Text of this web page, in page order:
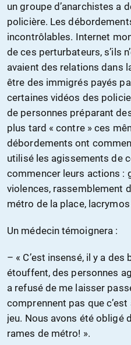
un groupe d’anarchistes a
policière. Les
incontrôlables. Internet
de ces perturbateurs, s’ils
avaient des relations dans
être des immigrés payés
certaines vidéos des
de personnes préparant
plus tard « contre » ces
débordements ont
utilisé les agissements de
commencer leurs actions :
violences, rassemblement
métro de la place,
Un médecin témoignera :
– « C’est insensé, il y a
étouffent, des personnes
a refusé de me laisser
comprennent pas que
jeu. Nous avons été obligé
rames de métro! ».